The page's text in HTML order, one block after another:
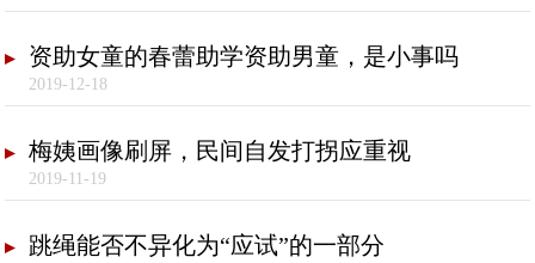
资助女童的春蕾助学资助男童，是小事吗
2019-12-18
梅姨画像刷屏，民间自发打拐应重视
2019-11-19
跳绳能否不异化为“应试”的一部分